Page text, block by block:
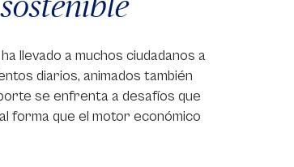
llevado a muchos ciudadanos a
diarios, animados también
se enfrenta a desafíos que
forma que el motor económico